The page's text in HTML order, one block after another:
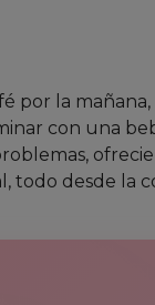
por la
con una
todo desde la